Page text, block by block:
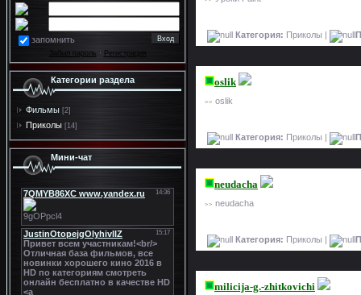
запомнить
Забыл пароль · Регистрация
Категории раздела
Фильмы [2]
Приколы [14]
Мини-чат
Категория: Приколы |
oslik
>> oslik
Категория: Приколы |
neudacha
>> neudacha
Категория: Приколы |
milicija-g.-zhitkovichi